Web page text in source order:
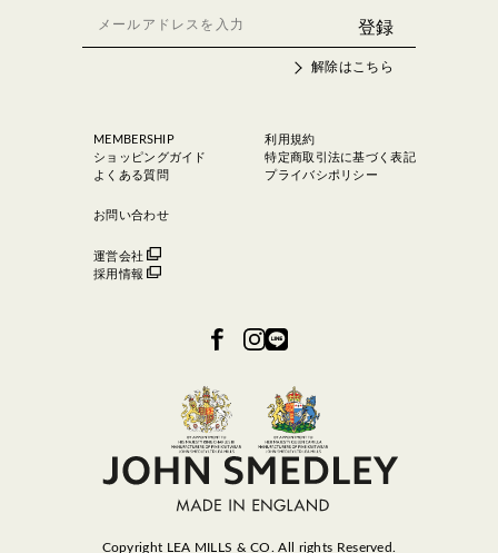
解除はこちら
MEMBERSHIP
ショッピングガイド
よくある質問
お問い合わせ
運営会社
採用情報
利用規約
特定商取引法に基づく表記
プライバシポリシー
Copyright LEA MILLS & CO. All rights Reserved.